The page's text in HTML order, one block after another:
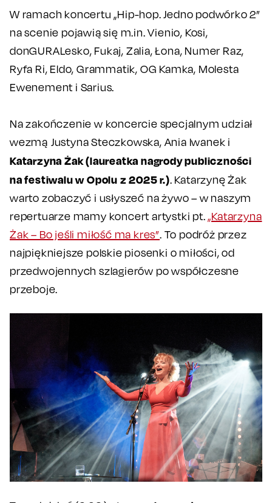
W ramach koncertu „Hip-hop. Jedno podwórko 2”
na scenie pojawią się m.in. Vienio, Kosi,
donGURALesko, Fukaj, Zalia, Łona, Numer Raz,
Ryfa Ri, Eldo, Grammatik, OG Kamka, Molesta
Ewenement i Sarius.
Na zakończenie w koncercie specjalnym udział
wezmą Justyna Steczkowska, Ania Iwanek i
Katarzyna Żak (laureatka nagrody publiczności
na festiwalu w Opolu z 2025 r.). Katarzynę Żak
warto zobaczyć i usłyszeć na żywo – w naszym
repertuarze mamy koncert artystki pt.„Katarzyna
Żak – Bo jeśli miłość ma kres”. To podróż przez
najpiękniejsze polskie piosenki o miłości, od
przedwojennych szlagierów po współczesne
przeboje.